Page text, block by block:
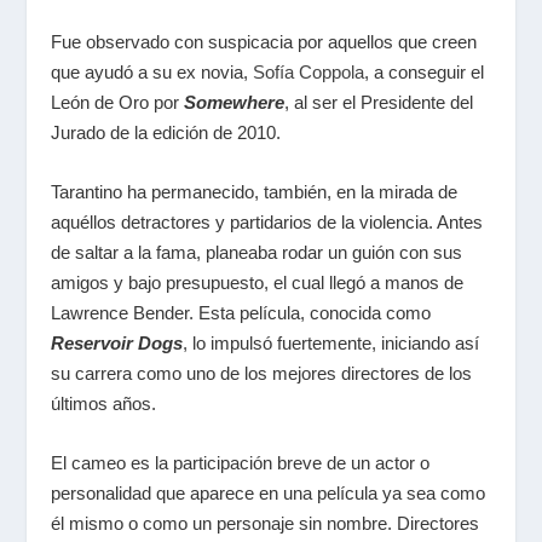
Fue observado con suspicacia por aquellos que creen
que ayudó a su ex novia, Sofía Coppola, a conseguir el
León de Oro porSomewhere, al ser el Presidente del
Jurado de la edición de 2010.
Tarantino ha permanecido, también, en la mirada de
aquéllos detractores y partidarios de la violencia. Antes
de saltar a la fama, planeaba rodar un guión con sus
amigos y bajo presupuesto, el cual llegó a manos de
Lawrence Bender. Esta película, conocida como
Reservoir Dogs, lo impulsó fuertemente, iniciando así
su carrera como uno de los mejores directores de los
últimos años.
El cameo es la participación breve de un actor o
personalidad que aparece en una película ya sea como
él mismo o como un personaje sin nombre. Directores